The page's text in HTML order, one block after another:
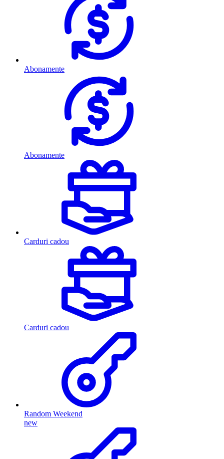
Abonamente
Abonamente
Carduri cadou
Carduri cadou
Random Weekend
new